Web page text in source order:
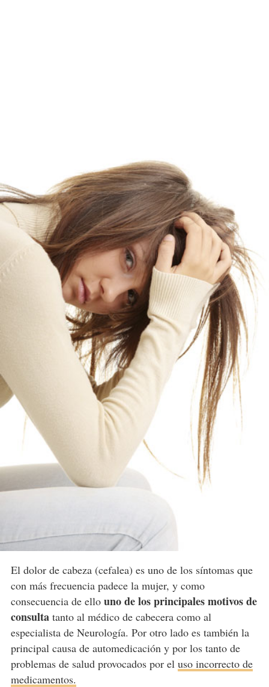
El dolor de cabeza (cefalea) es uno de los síntomas que
con más frecuencia padece la mujer, y como
consecuencia de ello uno de los principales motivos de
consultatanto al médico de cabecera como al
especialista de Neurología. Por otro lado es también la
principal causa de automedicación y por los tanto de
problemas de salud provocados por el uso incorrecto de
medicamentos.